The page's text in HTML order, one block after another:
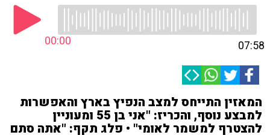
00:00 07:58
המאזין התייחס למצב הנפיץ בארץ והאפשרות
למבצע נוסף, והכריז: "אני בן 55 ומעוניין
להצטרף למשמר לאומי" • פלג תקף: "אתה סתם